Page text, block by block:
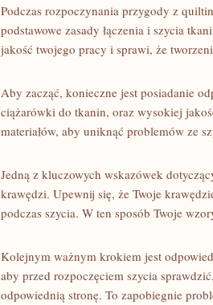
Podczas rozpoczynania ‍przygody ⁣z‌
podstawowe zasady łączenia i szycia
jakość⁤ twojego pracy i ‍sprawi, że‍
Aby zacząć,‍ konieczne jest posiadanie
ciążarówki do⁤ tkanin, oraz​ wysokiej⁣
materiałów, aby uniknąć problemów ze
Jedną ‌z kluczowych⁤ wskazówek
krawędzi. Upewnij⁤ się, że‌ Twoje
podczas szycia. W ten sposób Twoje
Kolejnym ważnym krokiem jest
aby przed rozpoczęciem‌ szycia
odpowiednią stronę. To zapobiegnie